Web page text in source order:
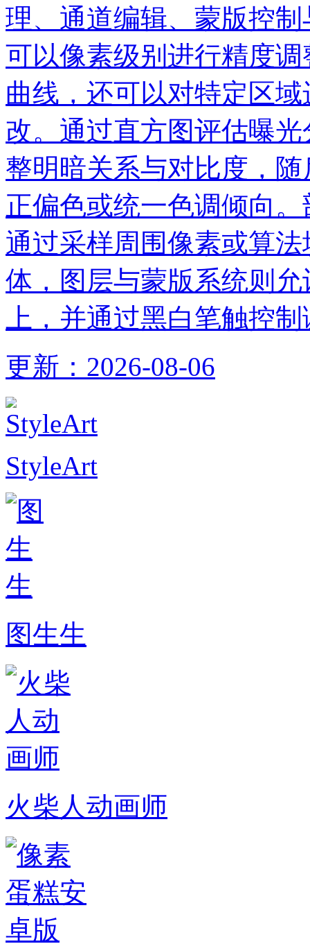
理、通道编辑、蒙版控
可以像素级别进行精度
曲线，还可以对特定区
改。通过直方图评估曝
整明暗关系与对比度，
正偏色或统一色调倾向
通过采样周围像素或算
体，图层与蒙版系统则
上，并通过黑白笔触控
更新： 2026-08-06
StyleArt
图生生
火柴人动画师